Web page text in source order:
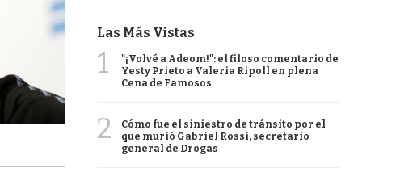
Las Más Vistas
1
"¡Volvé a Adeom!": el filoso comentario de
Yesty Prieto a Valeria Ripoll en plena
Cena de Famosos
2
Cómo fue el siniestro de tránsito por el
que murió Gabriel Rossi, secretario
general de Drogas